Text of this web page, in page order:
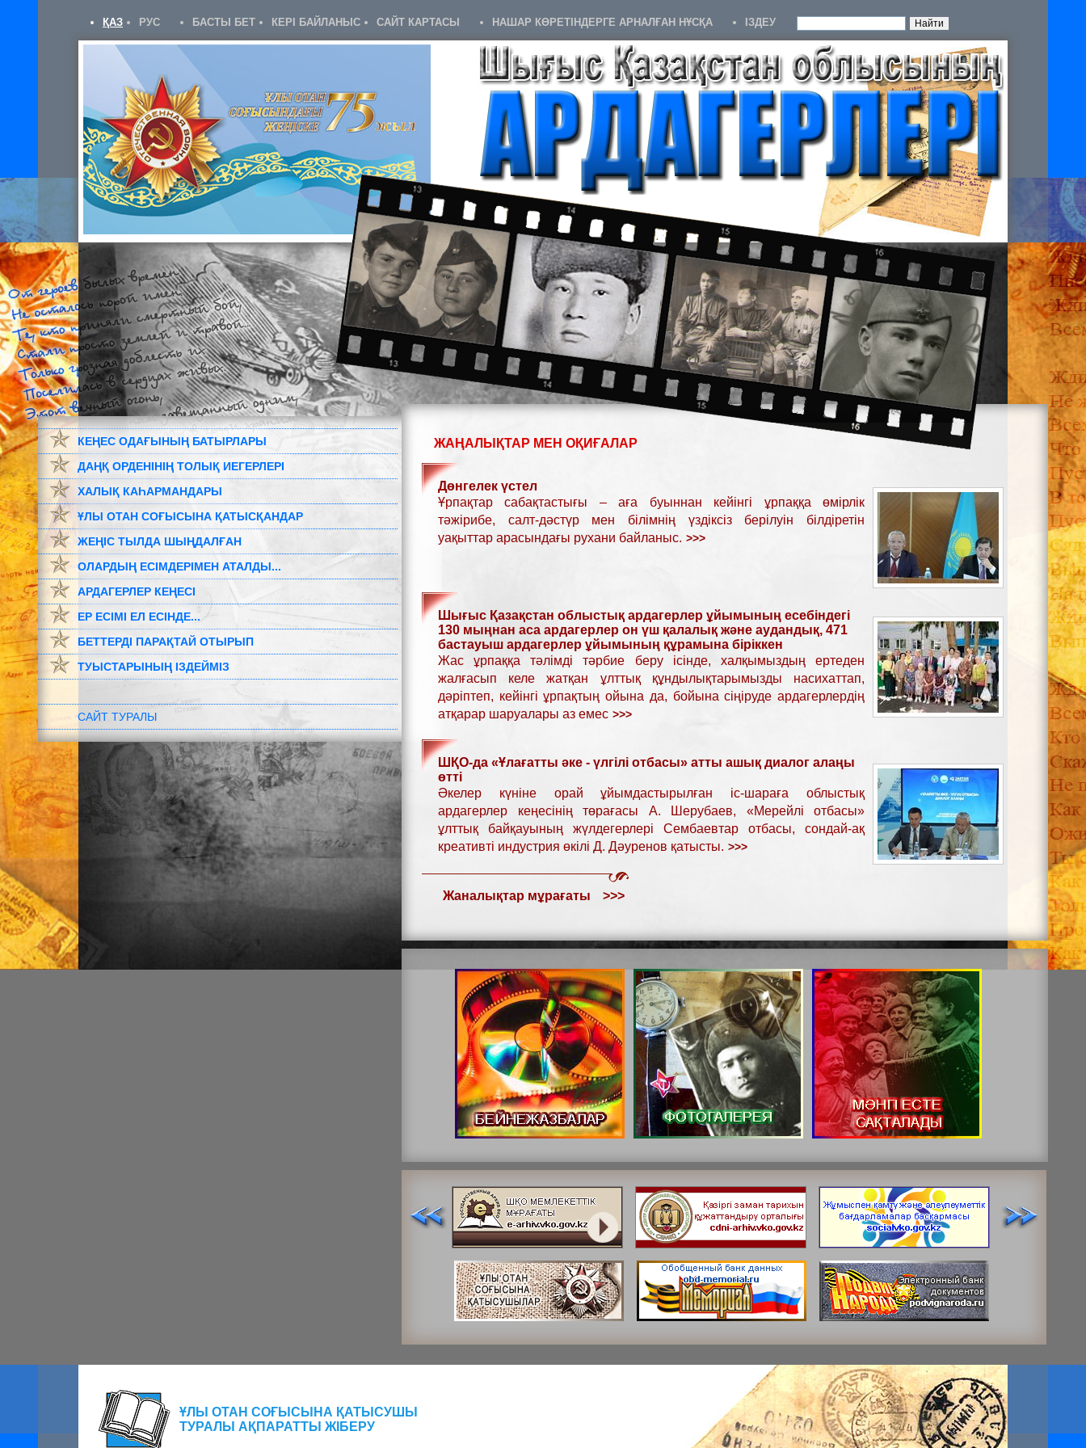
ҚАЗ РУС БАСТЫ БЕТ КЕРІ БАЙЛАНЫС САЙТ КАРТАСЫ НАШАР КӨРЕТІНДЕРГЕ АРНАЛҒАН НҰСҚА IЗДЕУ
КЕҢЕС ОДАҒЫНЫҢ БАТЫРЛАРЫ
ДАҢҚ ОРДЕНІНІҢ ТОЛЫҚ ИЕГЕРЛЕРІ
ХАЛЫҚ КАҺАРМАНДАРЫ
ҰЛЫ ОТАН СОҒЫСЫНА ҚАТЫСҚАНДАР
ЖЕҢІС ТЫЛДА ШЫҢДАЛҒАН
ОЛАРДЫҢ ЕСІМДЕРІМЕН АТАЛДЫ...
АРДАГЕРЛЕР КЕҢЕСІ
ЕР ЕСІМІ ЕЛ ЕСІНДЕ...
БЕТТЕРДІ ПАРАҚТАЙ ОТЫРЫП
ТУЫСТАРЫНЫҢ ІЗДЕЙМІЗ
САЙТ ТУРАЛЫ
ЖАҢАЛЫҚТАР МЕН ОҚИҒАЛАР
Дөнгелек үстел
Ұрпақтар сабақтастығы – аға буыннан кейінгі ұрпаққа өмірлік
тәжірибе, салт-дәстүр мен білімнің үздіксіз берілуін білдіретін
уақыттар арасындағы рухани байланыс.
Шығыс Қазақстан облыстық ардагерлер ұйымының есебіндегі
130 мыңнан аса ардагерлер он үш қалалық және аудандық, 471
бастауыш ардагерлер ұйымының құрамына біріккен
Жас ұрпаққа тәлімді тәрбие беру ісінде, халқымыздың ертеден
жалғасып келе жатқан ұлттық құндылықтарымызды насихаттап,
дәріптеп, кейінгі ұрпақтың ойына да, бойына сіңіруде ардагерлердің
атқарар шаруалары аз емес
ШҚО-да «Ұлағатты әке - үлгілі отбасы» атты ашық диалог алаңы
өтті
Әкелер күніне орай ұйымдастырылған іс-шараға облыстық
ардагерлер кеңесінің төрағасы А. Шерубаев, «Мерейлі отбасы»
ұлттық байқауының жүлдегерлері Сембаевтар отбасы, сондай-ақ
креативті индустрия өкілі Д. Дәуренов қатысты.
Жаналықтар мұрағаты
ҰЛЫ ОТАН СОҒЫСЫНА ҚАТЫСУШЫ
ТУРАЛЫ АҚПАРАТТЫ ЖІБЕРУ